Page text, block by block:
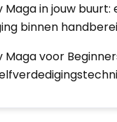
Maga in jouw
binnen
voor